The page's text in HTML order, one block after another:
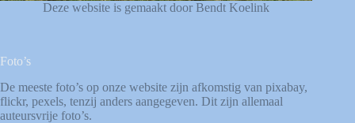
Deze website is gemaakt door Bendt Koelink
Foto’s
De meeste foto’s op onze website zijn afkomstig van pixabay,
flickr, pexels, tenzij anders aangegeven. Dit zijn allemaal
auteursvrije foto’s.